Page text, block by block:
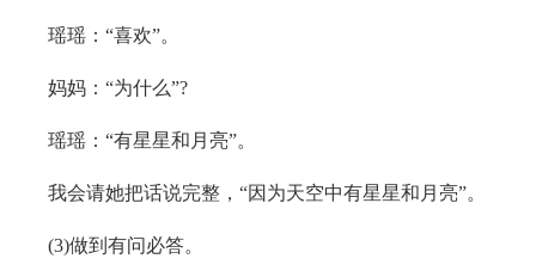
瑶瑶：“喜欢”。
妈妈：“为什么”?
瑶瑶：“有星星和月亮”。
我会请她把话说完整，“因为天空中有星星和月亮”。
(3)做到有问必答。